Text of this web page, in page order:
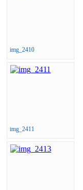
img_2410
img_2411